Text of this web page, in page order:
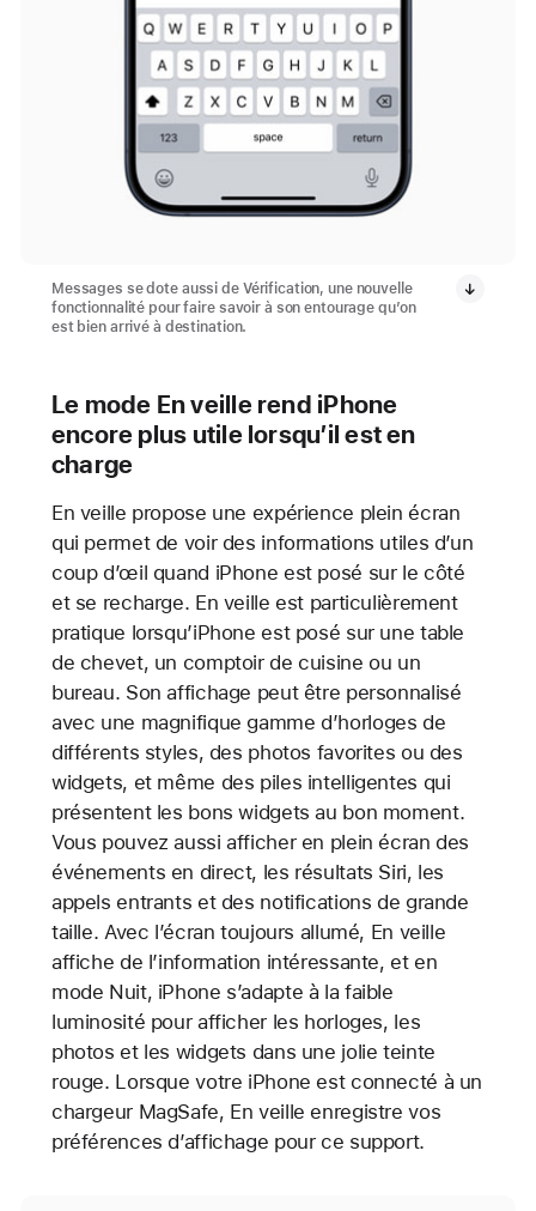
Messages se dote aussi de Vérification, une nouvelle
fonctionnalité pour faire savoir à son entourage qu’on
est bien arrivé à destination.
Le mode En veille rend iPhone
encore plus utile lorsqu’il est en
charge
En veille propose une expérience plein écran
qui permet de voir des informations utiles d’un
coup d’œil quand iPhone est posé sur le côté
et se recharge. En veille est particulièrement
pratique lorsqu’iPhone est posé sur une table
de chevet, un comptoir de cuisine ou un
bureau. Son affichage peut être personnalisé
avec une magnifique gamme d’horloges de
différents styles, des photos favorites ou des
widgets, et même des piles intelligentes qui
présentent les bons widgets au bon moment.
Vous pouvez aussi afficher en plein écran des
événements en direct, les résultats Siri, les
appels entrants et des notifications de grande
taille. Avec l’écran toujours allumé, En veille
affiche de l’information intéressante, et en
mode Nuit, iPhone s’adapte à la faible
luminosité pour afficher les horloges, les
photos et les widgets dans une jolie teinte
rouge. Lorsque votre iPhone est connecté à un
chargeur MagSafe, En veille enregistre vos
préférences d’affichage pour ce support.